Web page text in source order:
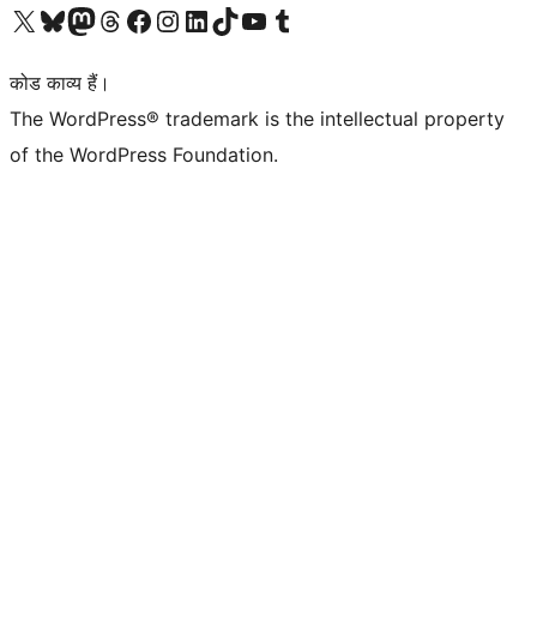
Visit our X (formerly Twitter) account
हमारे बलुस्की खाते पर जाएँVisit our Mastodon account
हमारे थ्रेड्स अकाउंट पर जाएंहमारे फेसबुक पेज पर जाएँहमारे इंस्टाग्राम अकाउंट पर जाएंहमारे लिंक्डइन खाते पर जाएँहमारे टिकटॉक खाते पर जाएँहमारे यूट्यूब चैनल पर जाएंहमारे Tumblr खाते पर जाएँ
कोड काव्य हैं।
The WordPress® trademark is the intellectual property
of the WordPress Foundation.